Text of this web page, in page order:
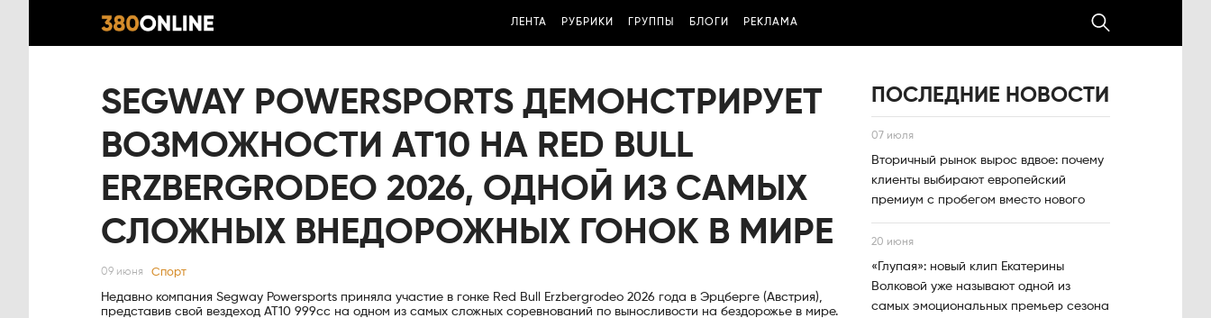
ЛЕНТА РУБРИКИ ГРУППЫ БЛОГИ РЕКЛАМА
SEGWAY POWERSPORTS ДЕМОНСТРИРУЕТ
ВОЗМОЖНОСТИ AT10 НА RED BULL
ERZBERGRODEO 2026, ОДНОЙ ИЗ САМЫХ
СЛОЖНЫХ ВНЕДОРОЖНЫХ ГОНОК В МИРЕ
09 июня Спорт
Недавно компания Segway Powersports приняла участие в гонке Red Bull Erzbergrodeo 2026 года в Эрцберге (Австрия),
представив свой вездеход AT10 999cc на одном из самых сложных соревнований по выносливости на бездорожье в мире.
ПОСЛЕДНИЕ НОВОСТИ
07 июля
Вторичный рынок вырос вдвое: почему
клиенты выбирают европейский
премиум с пробегом вместо нового
20 июня
«Глупая»: новый клип Екатерины
Волковой уже называют одной из
самых эмоциональных премьер сезона